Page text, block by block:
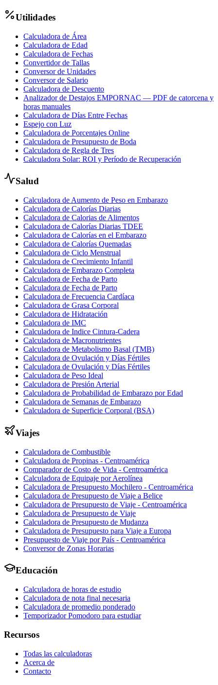
Utilidades
Calculadora de Área
Calculadora de Edad
Calculadora de Fechas
Convertidor de Tallas
Conversor de Unidades
Conversor de Salario
Calculadora de Descuento
Analizador de Destajos EMPORNAC — PDF de catorcena y
horas manuales
Calculadora de Días Entre Fechas
Espejo con Luz
Calculadora de Porcentajes Online
Calculadora de Presupuesto de Boda
Calculadora de Regla de Tres
Calculadora Solar: ROI y Período de Recuperación
Salud
Calculadora de Aumento de Peso en Embarazo
Calculadora de Calorías Diarias
Calculadora de Calorias de Alimentos
Calculadora de Calorías Diarias TDEE
Calculadora de Calorías en el Embarazo
Calculadora de Calorías Quemadas
Calculadora de Ciclo Menstrual
Calculadora de Crecimiento Infantil
Calculadora de Embarazo Completa
Calculadora de Fecha de Parto
Calculadora de Fecha de Parto
Calculadora de Frecuencia Cardíaca
Calculadora de Grasa Corporal
Calculadora de Hidratación
Calculadora de IMC
Calculadora de Indice Cintura-Cadera
Calculadora de Macronutrientes
Calculadora de Metabolismo Basal (TMB)
Calculadora de Ovulación y Días Fértiles
Calculadora de Ovulación y Días Fértiles
Calculadora de Peso Ideal
Calculadora de Presión Arterial
Calculadora de Probabilidad de Embarazo por Edad
Calculadora de Semanas de Embarazo
Calculadora de Superficie Corporal (BSA)
Viajes
Calculadora de Combustible
Calculadora de Propinas - Centroamérica
Comparador de Costo de Vida - Centroamérica
Calculadora de Equipaje por Aerolínea
Calculadora de Presupuesto Mochilero - Centroamérica
Calculadora de Presupuesto de Viaje a Belice
Calculadora de Presupuesto de Viaje - Centroamérica
Calculadora de Presupuesto de Viaje
Calculadora de Presupuesto de Mudanza
Calculadora de Presupuesto para Viaje a Europa
Presupuesto de Viaje por País - Centroamérica
Conversor de Zonas Horarias
Educación
Calculadora de horas de estudio
Calculadora de nota final necesaria
Calculadora de promedio ponderado
Temporizador Pomodoro para estudiar
Recursos
Todas las calculadoras
Acerca de
Contacto